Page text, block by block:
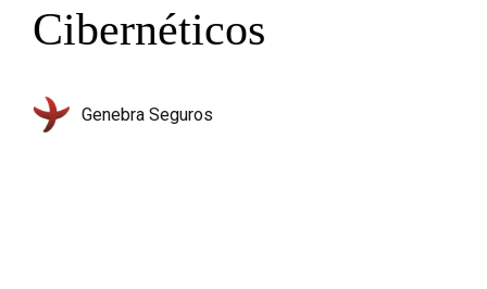
Cibernéticos
Genebra Seguros